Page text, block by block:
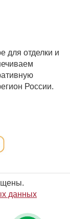
для отделки и
России.
данных